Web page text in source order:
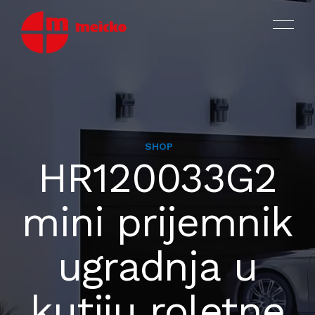
PROIZVODI
VIJCI ZA PROIZVODNJU
VIJCI ZA MONTAŽU I SPOJKE
ASORTIMAN I KATALOZI
CERTIFIKATI ISO TÜV SÜD
O NAMA
SHOP
HR120033G2
mini prijemnik
ugradnja u